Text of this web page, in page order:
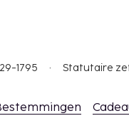
1795 Statutaire